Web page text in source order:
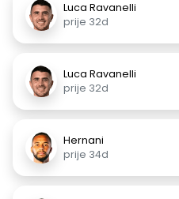
Luca Ravanelli
prije 32d
Luca Ravanelli
prije 32d
Hernani
prije 34d